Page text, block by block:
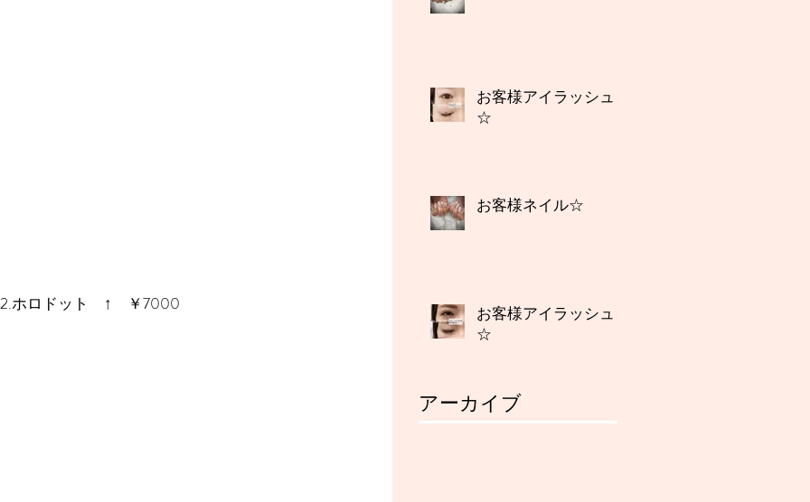
2.ホロドット　↑　￥7000
お客様アイラッシュ
☆
お客様ネイル☆
お客様アイラッシュ
☆
アーカイブ